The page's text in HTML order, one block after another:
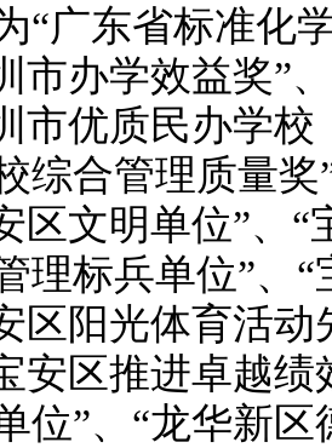
“广东省标准化
市办学效益奖”
市优质民办学
综合管理质量
区文明单位”、
理标兵单位”、
区阳光体育活
安区推进卓越
位”、“龙华新